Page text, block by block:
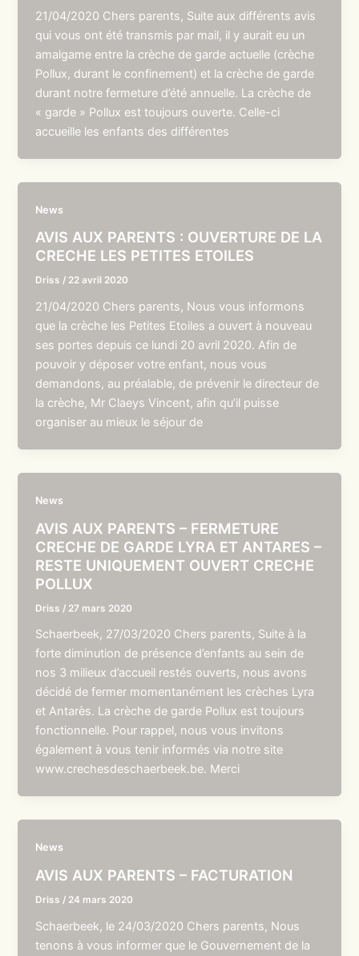
21/04/2020 Chers parents, Suite aux différents avis
qui vous ont été transmis par mail, il y aurait eu un
amalgame entre la crèche de garde actuelle (crèche
Pollux, durant le confinement) et la crèche de garde
durant notre fermeture d’été annuelle. La crèche de
« garde » Pollux est toujours ouverte. Celle-ci
accueille les enfants des différentes
News
AVIS AUX PARENTS : OUVERTURE DE LA
CRECHE LES PETITES ETOILES
Driss / 22 avril 2020
21/04/2020 Chers parents, Nous vous informons
que la crèche les Petites Etoiles a ouvert à nouveau
ses portes depuis ce lundi 20 avril 2020. Afin de
pouvoir y déposer votre enfant, nous vous
demandons, au préalable, de prévenir le directeur de
la crèche, Mr Claeys Vincent, afin qu’il puisse
organiser au mieux le séjour de
News
AVIS AUX PARENTS – FERMETURE
CRECHE DE GARDE LYRA ET ANTARES –
RESTE UNIQUEMENT OUVERT CRECHE
POLLUX
Driss / 27 mars 2020
Schaerbeek, 27/03/2020 Chers parents, Suite à la
forte diminution de présence d’enfants au sein de
nos 3 milieux d’accueil restés ouverts, nous avons
décidé de fermer momentanément les crèches Lyra
et Antarès. La crèche de garde Pollux est toujours
fonctionnelle. Pour rappel, nous vous invitons
également à vous tenir informés via notre site
www.crechesdeschaerbeek.be. Merci
News
AVIS AUX PARENTS – FACTURATION
Driss / 24 mars 2020
Schaerbeek, le 24/03/2020 Chers parents, Nous
tenons à vous informer que le Gouvernement de la